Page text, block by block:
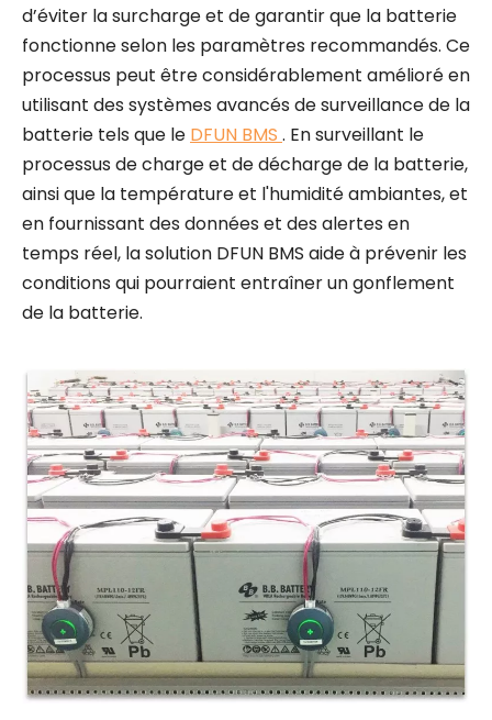
d’éviter la surcharge et de garantir que la batterie
fonctionne selon les paramètres recommandés. Ce
processus peut être considérablement amélioré en
utilisant des systèmes avancés de surveillance de la
batterie tels que le DFUN BMS . En surveillant le
processus de charge et de décharge de la batterie,
ainsi que la température et l'humidité ambiantes, et
en fournissant des données et des alertes en
temps réel, la solution DFUN BMS aide à prévenir les
conditions qui pourraient entraîner un gonflement
de la batterie.